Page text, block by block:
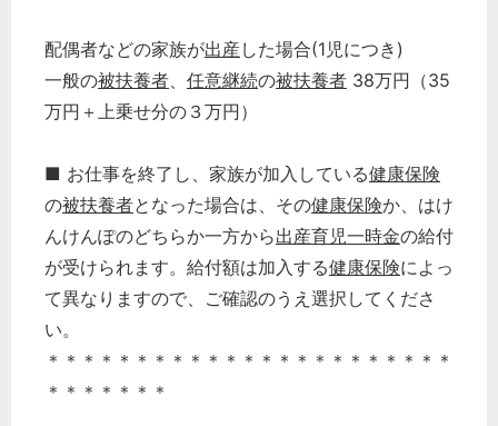
配偶者などの家族が出産 した場合(1児につき)
一般の被扶養者、 任意継続の被扶養者 38万円（35
万円＋上乗せ分の３万円）
■ お仕事を終了し、家族が加入している健康保険
の被扶養者となった場合は、その健康保険か、はけ
んけんぽのどちらか一方から出産育児一時金の給付
が受けられます。給付額は加入する健康保険によっ
て異なりますので、ご確認のうえ選択してくださ
い。
＊＊＊＊＊＊＊＊＊＊＊＊＊＊＊＊＊＊＊＊＊＊＊
＊＊＊＊＊＊＊